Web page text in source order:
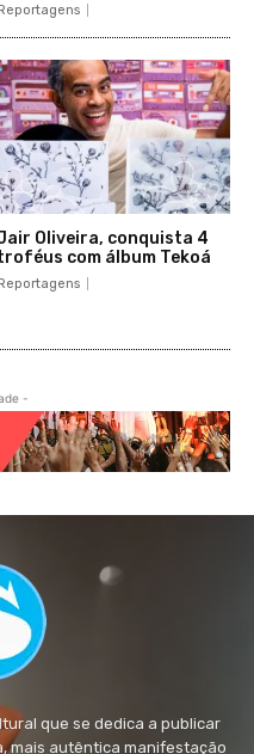
Oliveira, conquista 4
com álbum Tekoá
Reportagens
-
que se dedica a publicar
mais autêntica manifestação